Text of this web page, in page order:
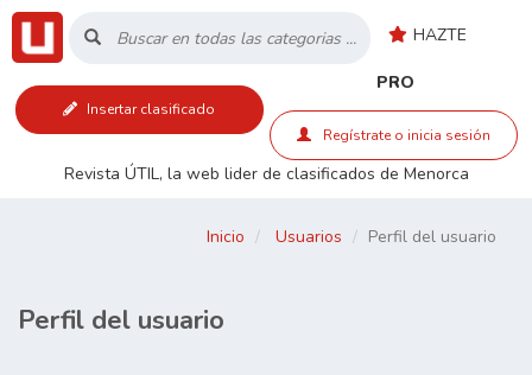
HAZTE
PRO
Insertar clasificado
Regístrate o inicia sesión
Revista ÚTIL, la web lider de clasificados de Menorca
Inicio
RSS
Inicio Usuarios Perfil del usuario
Perfil del usuario